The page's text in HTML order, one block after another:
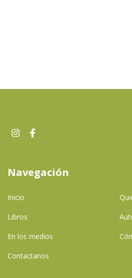
Navegación
Inicio
Libros
En los medios
Contactanos